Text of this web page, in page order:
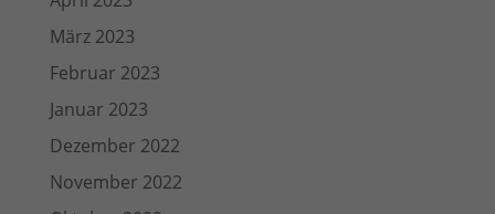
März 2023
Februar 2023
Januar 2023
Dezember 2022
November 2022